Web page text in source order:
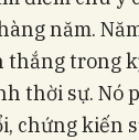
năm.
thắng trong
thời sự. Nó
chứng kiến